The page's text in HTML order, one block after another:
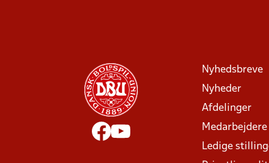
Nyhedsbreve
Nyheder
Afdelinger
Medarbejdere
Ledige